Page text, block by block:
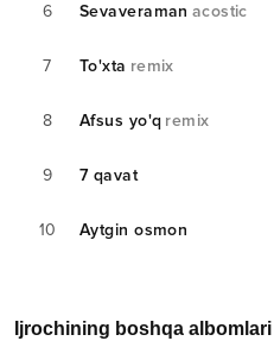
6 Sevaveraman acostic
7 To'xta remix
8 Afsus yo'q remix
9 7 qavat
10 Aytgin osmon
Ijrochining boshqa albomlari